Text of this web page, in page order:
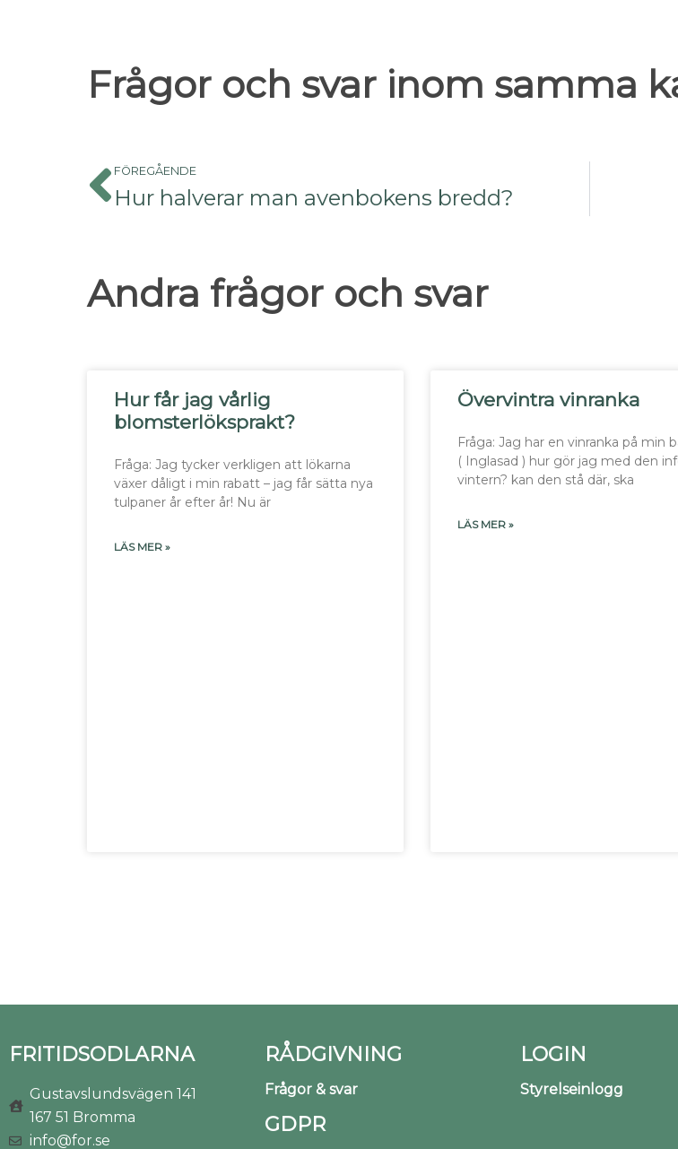
Frågor och svar inom samma
FÖREGÅENDE
Hur halverar man avenbokens bredd?
Andra frågor och svar
Hur får jag vårlig
blomsterlöksprakt?
Fråga: Jag tycker verkligen att lökarna
växer dåligt i min rabatt – jag får sätta nya
tulpaner år efter år! Nu är
LÄS MER »
Övervintra vinranka
Fråga: Jag har en vinranka på min
( Inglasad ) hur gör jag med den
vintern? kan den stå där, ska
LÄS MER »
FRITIDSODLARNA
Gustavslundsvägen 141
167 51 Bromma
info@for.se
RÅDGIVNING
Frågor & svar
GDPR
LOGIN
Styrelseinlogg